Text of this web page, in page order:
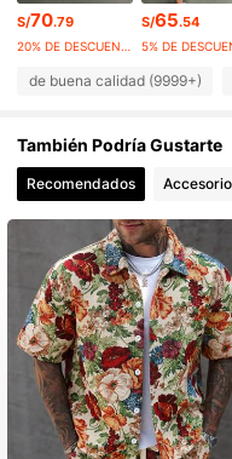
4.92 126K
4.92 126K
4.92 126K
4.92 126K
S/70.79
20% DE DESCUENTO
S/65.54
5% DE
de buena calidad (9999+)
También Podría Gustarte
Recomendados